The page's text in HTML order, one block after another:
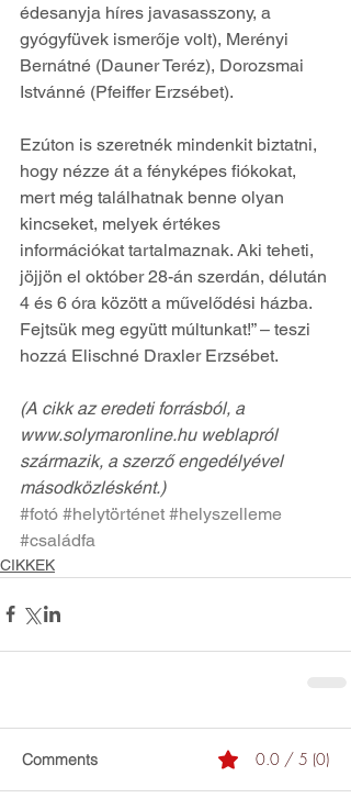
édesanyja híres javasasszony, a
gyógyfüvek ismerője volt), Merényi
Bernátné (Dauner Teréz), Dorozsmai
Istvánné (Pfeiffer Erzsébet).
Ezúton is szeretnék mindenkit biztatni,
hogy nézze át a fényképes fiókokat,
mert még találhatnak benne olyan
kincseket, melyek értékes
információkat tartalmaznak. Aki teheti,
jöjjön el október 28-án szerdán, délután
4 és 6 óra között a művelődési házba.
Fejtsük meg együtt múltunkat!” – teszi
hozzá Elischné Draxler Erzsébet.
(A cikk az eredeti forrásból, a
www.solymaronline.hu weblapról
származik, a szerző engedélyével
másodközlésként.)
#fotó #helytörténet #helyszelleme
#családfa
CIKKEK
Comments 0.0 / 5 (0)